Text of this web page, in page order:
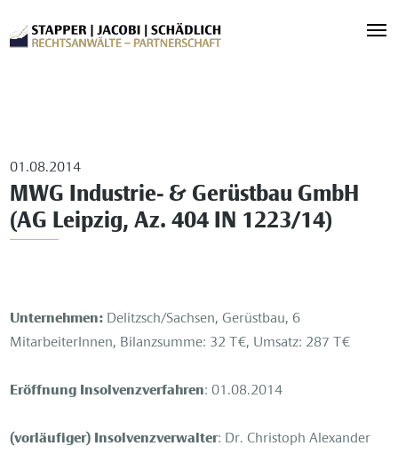
01.08.2014
MWG Industrie- & Gerüstbau GmbH
(AG Leipzig, Az. 404 IN 1223/14)
Unternehmen: Delitzsch/Sachsen, Gerüstbau, 6
MitarbeiterInnen, Bilanzsumme: 32 T€, Umsatz: 287 T€
Eröffnung Insolvenzverfahren: 01.08.2014
(vorläufiger) Insolvenzverwalter: Dr. Christoph Alexander